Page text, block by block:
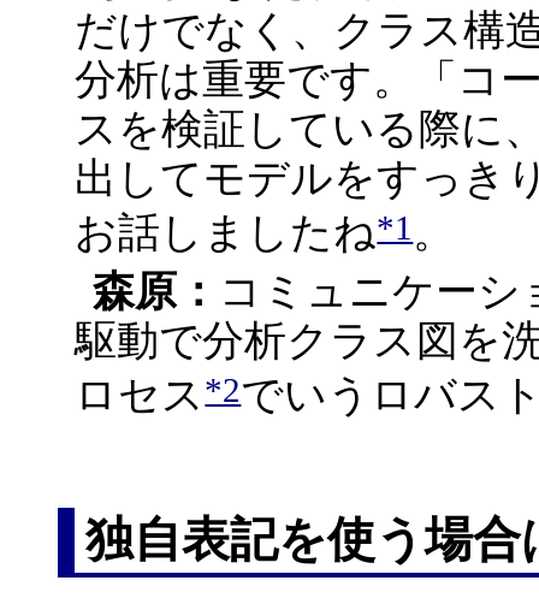
だけでなく、クラス構
分析は重要です。「コ
スを検証している際に
出してモデルをすっき
お話しましたね*1。
森原： コミュニケー
駆動で分析クラス図を
ロセス*2でいうロバス
独自表記を使う場